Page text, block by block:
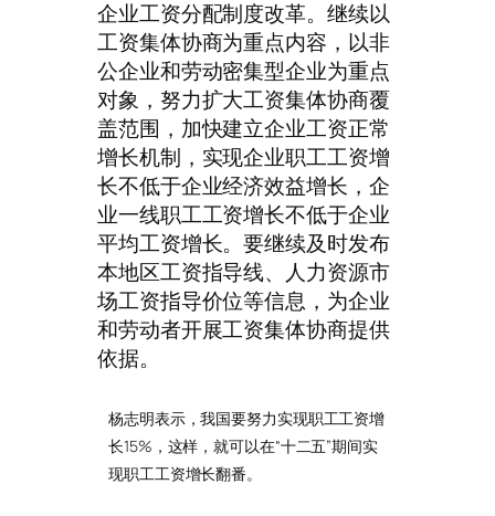
企业工资分配制度改革。继续以
工资集体协商为重点内容，以非
公企业和劳动密集型企业为重点
对象，努力扩大工资集体协商覆
盖范围，加快建立企业工资正常
增长机制，实现企业职工工资增
长不低于企业经济效益增长，企
业一线职工工资增长不低于企业
平均工资增长。要继续及时发布
本地区工资指导线、人力资源市
场工资指导价位等信息，为企业
和劳动者开展工资集体协商提供
依据。
杨志明表示，我国要努力实现职工工资增
长15%，这样，就可以在“十二五”期间实
现职工工资增长翻番。